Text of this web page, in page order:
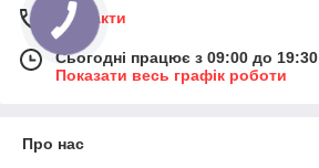
Контакти
Сьогодні працює з 09:00 до 19:30
Показати весь графік роботи
Про нас